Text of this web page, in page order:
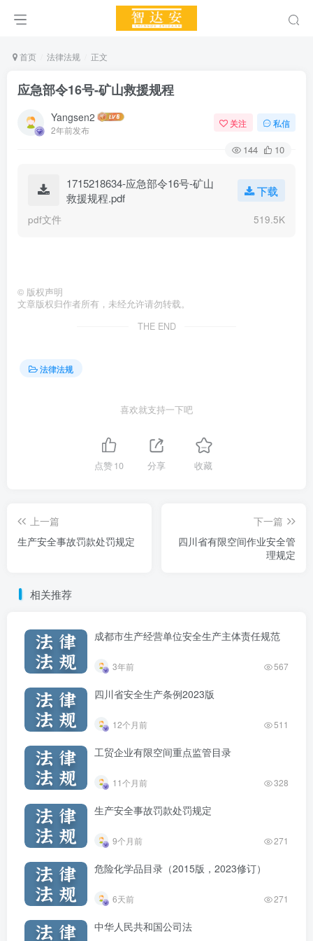
首页 法律法规 正文
应急部令16号-矿山救援规程
Yangsen2
2年前发布
关注 私信
144 10
1715218634-应急部令16号-矿山
救援规程.pdf
下载
pdf文件 519.5K
© 版权声明
文章版权归作者所有，未经允许请勿转载。
THE END
法律法规
喜欢就支持一下吧
点赞10 分享 收藏
上一篇
生产安全事故罚款处罚规定
下一篇
四川省有限空间作业安全管
理规定
相关推荐
成都市生产经营单位安全生产主体责任规范
3年前 567
四川省安全生产条例2023版
12个月前 511
工贸企业有限空间重点监管目录
11个月前 328
生产安全事故罚款处罚规定
9个月前 271
危险化学品目录（2015版，2023修订）
6天前 271
中华人民共和国公司法